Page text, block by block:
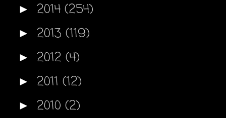
► 2014 (254)
► 2013 (119)
► 2012 (4)
► 2011 (12)
► 2010 (2)